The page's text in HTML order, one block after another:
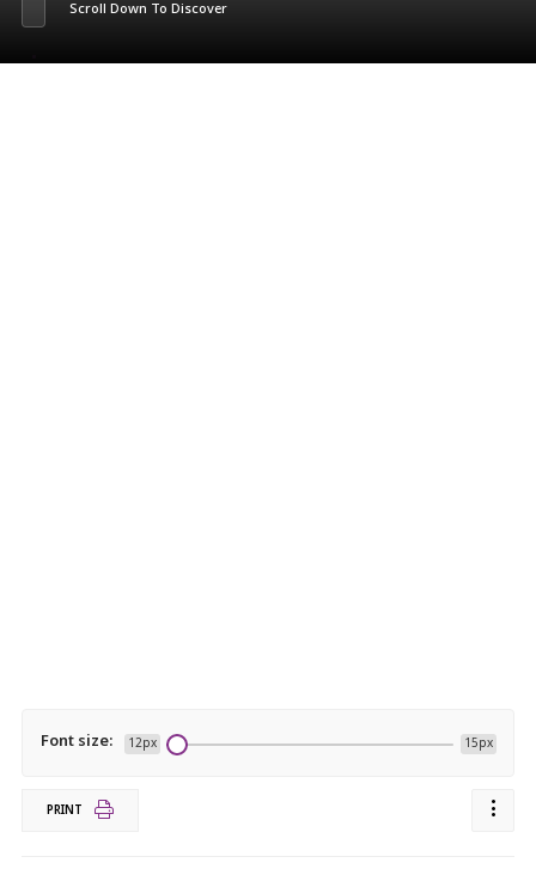
Scroll Down To Discover
Font size: 12px 15px
PRINT